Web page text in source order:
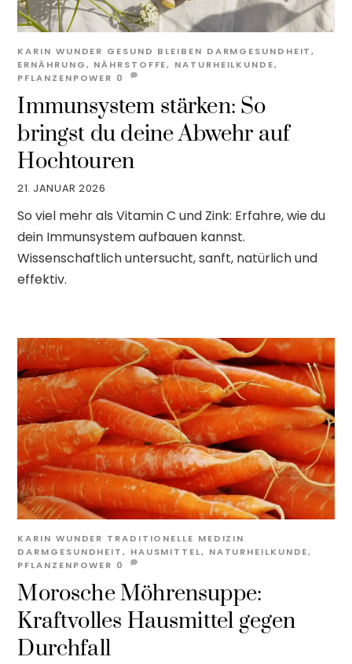
21. JANUAR 2026
Immunsystem stärken: So
bringst du deine Abwehr auf
Hochtouren
KARIN WUNDER GESUND BLEIBEN DARMGESUNDHEIT,
ERNÄHRUNG, NÄHRSTOFFE, NATURHEILKUNDE,
PFLANZENPOWER 0
So viel mehr als Vitamin C und Zink: Erfahre, wie du
dein Immunsystem aufbauen kannst.
Wissenschaftlich untersucht, sanft, natürlich und
effektiv.
Morosche Möhrensuppe:
Kraftvolles Hausmittel gegen
Durchfall
KARIN WUNDER TRADITIONELLE MEDIZIN
DARMGESUNDHEIT, HAUSMITTEL, NATURHEILKUNDE,
PFLANZENPOWER 0